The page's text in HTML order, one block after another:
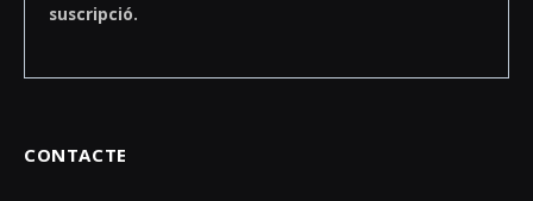
suscripció.
CONTACTE